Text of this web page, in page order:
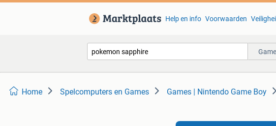
Help en info Voorwaarden
Home Spelcomputers en Games Games | Nintendo Game Boy